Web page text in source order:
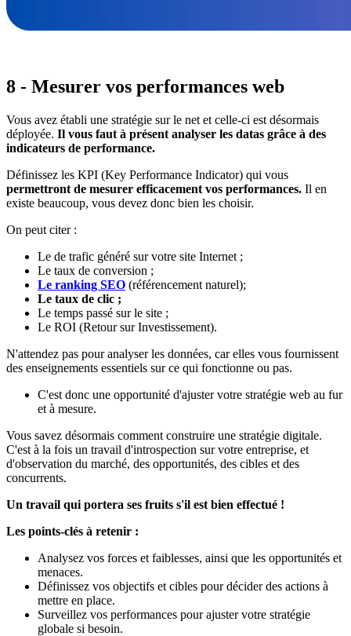
8 - Mesurer vos performances web
Vous avez établi une stratégie sur le net et celle-ci est désormais
déployée. Il vous faut à présent analyser les datas grâce à des
indicateurs de performance.
Définissez les KPI (Key Performance Indicator) qui vous
permettront de mesurer efficacement vos performances. Il en
existe beaucoup, vous devez donc bien les choisir.
On peut citer :
Le de trafic généré sur votre site Internet ;
Le taux de conversion ;
Le ranking SEO (référencement naturel);
Le taux de clic ;
Le temps passé sur le site ;
Le ROI (Retour sur Investissement).
N'attendez pas pour analyser les données, car elles vous fournissent
des enseignements essentiels sur ce qui fonctionne ou pas.
C'est donc une opportunité d'ajuster votre stratégie web au fur
et à mesure.
Vous savez désormais comment construire une stratégie digitale.
C'est à la fois un travail d'introspection sur votre entreprise, et
d'observation du marché, des opportunités, des cibles et des
concurrents.
Un travail qui portera ses fruits s'il est bien effectué !
Les points-clés à retenir :
Analysez vos forces et faiblesses, ainsi que les opportunités et
menaces.
Définissez vos objectifs et cibles pour décider des actions à
mettre en place.
Surveillez vos performances pour ajuster votre stratégie
globale si besoin.